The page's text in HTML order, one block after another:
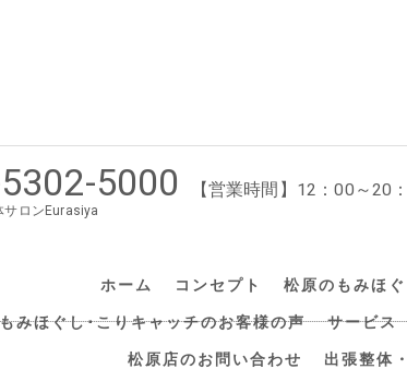
5000
サロンEurasiya
【営業時間】12：00～20
ホーム コンセプト 松原のもみほ
みほぐし･こりキャッチのお客様の声 サービス
松原店のお問い合わせ 出張整体